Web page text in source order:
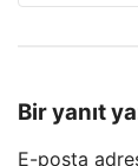
Bir yanıt
E-posta